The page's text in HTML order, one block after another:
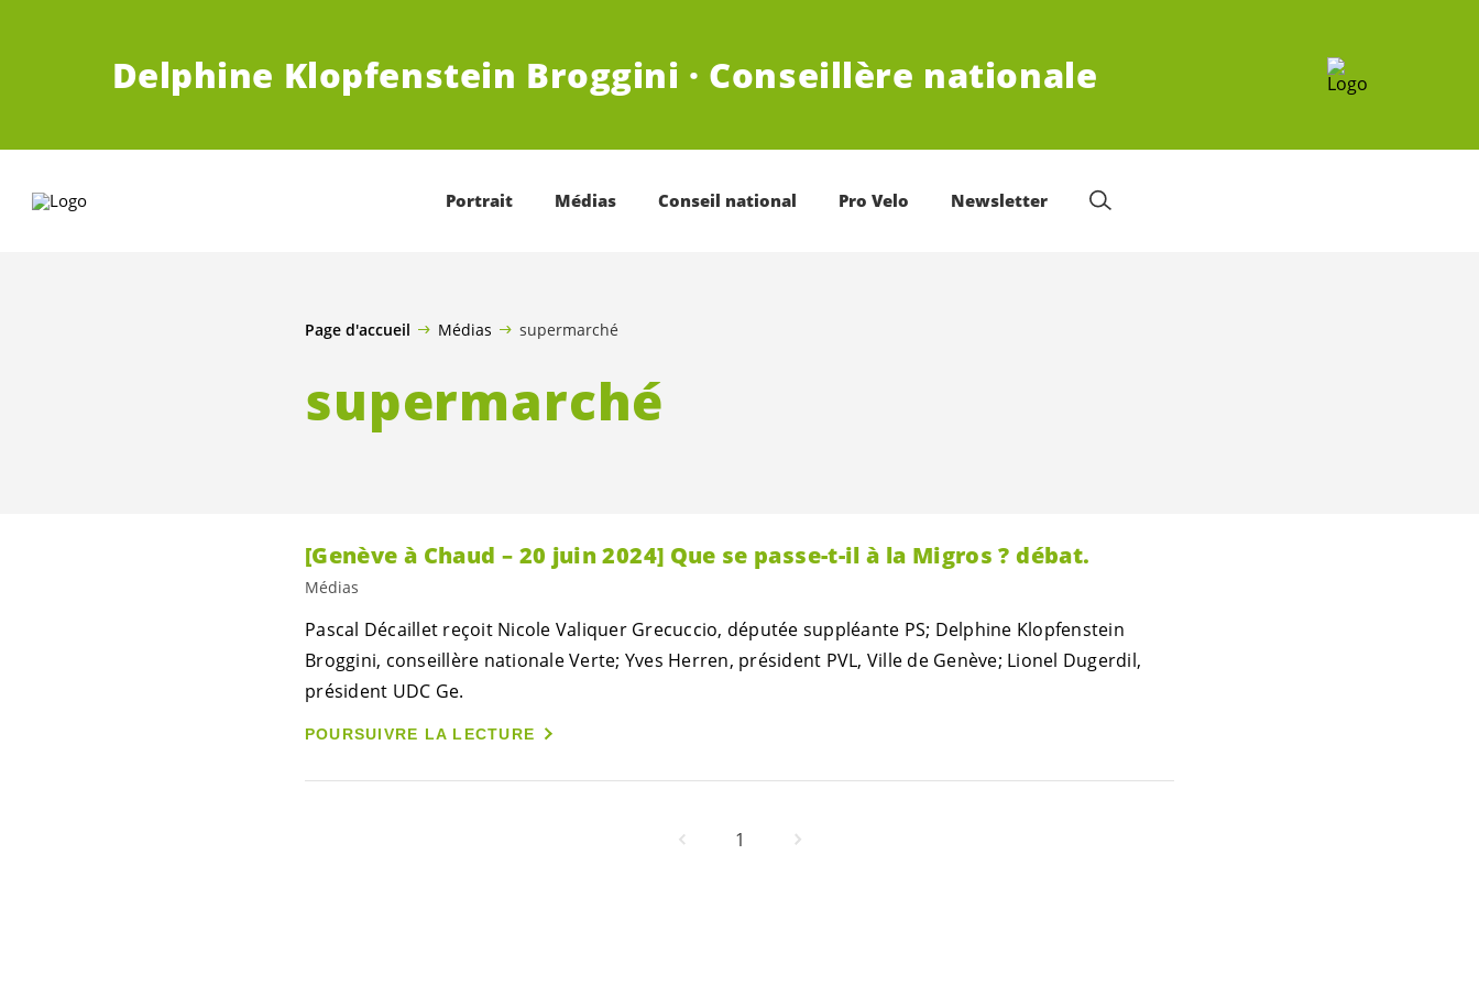
Delphine Klopfenstein Broggini · Conseillère nationale
Portrait Médias Conseil national Pro Velo Newsletter
Page d'accueil Médias supermarché
supermarché
[Genève à Chaud – 20 juin 2024] Que se passe-t-il à la Migros ? débat.
Médias
Pascal Décaillet reçoit Nicole Valiquer Grecuccio, députée suppléante PS; Delphine Klopfenstein
Broggini, conseillère nationale Verte; Yves Herren, président PVL, Ville de Genève; Lionel Dugerdil,
président UDC Ge.
POURSUIVRE LA LECTURE
1